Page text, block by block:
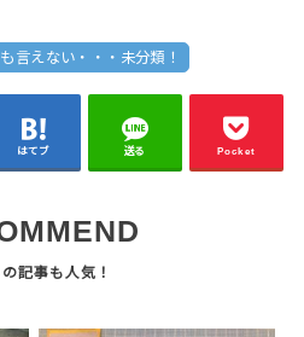
言えない・・・未分類！
はてブ 送る Pocket